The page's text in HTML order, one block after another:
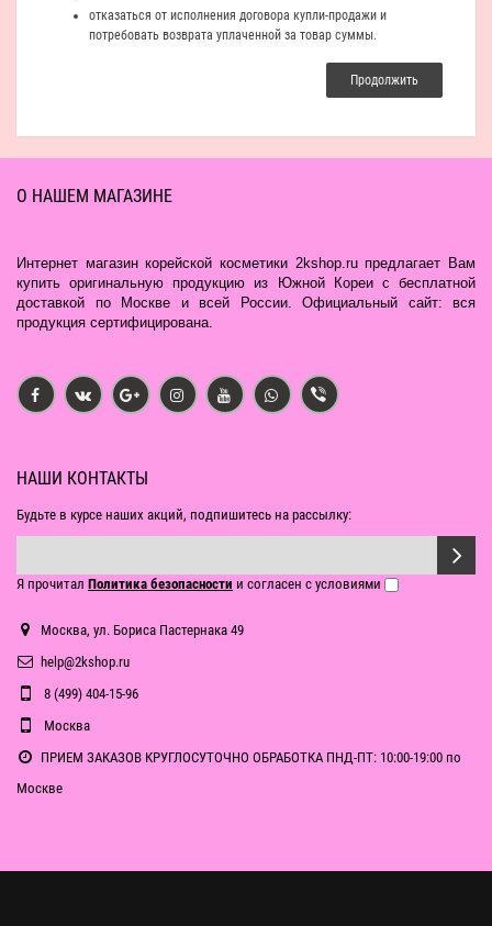
отказаться от исполнения договора купли-продажи и
потребовать возврата уплаченной за товар суммы.
Продолжить
О НАШЕМ МАГАЗИНЕ
Интернет магазин корейской косметики 2kshop.ru предлагает Вам
купить оригинальную продукцию из Южной Кореи с бесплатной
доставкой по Москве и всей России. Официальный сайт: вся
продукция сертифицирована.
НАШИ КОНТАКТЫ
Будьте в курсе наших акций, подпишитесь на рассылку:
Я прочитал Политика безопасности и согласен с условиями
Москва, ул. Бориса Пастернака 49
help@2kshop.ru
8 (499) 404-15-96
Москва
ПРИЕМ ЗАКАЗОВ КРУГЛОСУТОЧНО ОБРАБОТКА ПНД-ПТ: 10:00-19:00 по
Москве